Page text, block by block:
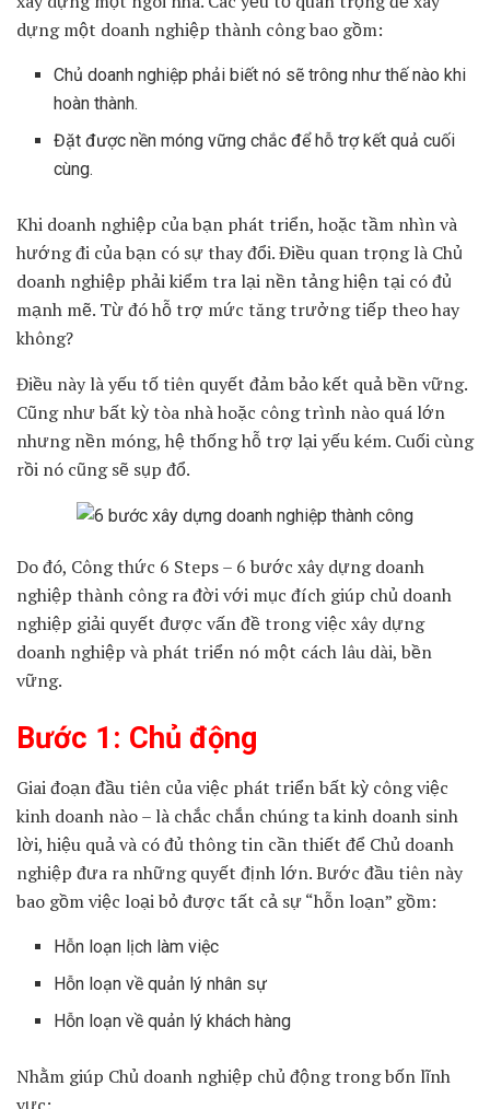
dựng một doanh nghiệp thành công bao gồm:
Chủ doanh nghiệp phải biết nó sẽ trông như thế nào khi
hoàn thành.
Đặt được nền móng vững chắc để hỗ trợ kết quả cuối
cùng.
Khi doanh nghiệp của bạn phát triển, hoặc tầm nhìn và
hướng đi của bạn có sự thay đổi. Điều quan trọng là Chủ
doanh nghiệp phải kiểm tra lại nền tảng hiện tại có đủ
mạnh mẽ. Từ đó hỗ trợ mức tăng trưởng tiếp theo hay
không?
Điều này là yếu tố tiên quyết đảm bảo kết quả bền vững.
Cũng như bất kỳ tòa nhà hoặc công trình nào quá lớn
nhưng nền móng, hệ thống hỗ trợ lại yếu kém. Cuối cùng
rồi nó cũng sẽ sụp đổ.
Do đó, Công thức 6 Steps – 6 bước xây dựng doanh
nghiệp thành công ra đời với mục đích giúp chủ doanh
nghiệp giải quyết được vấn đề trong việc xây dựng
doanh nghiệp và phát triển nó một cách lâu dài, bền
vững.
Bước 1: Chủ động
Giai đoạn đầu tiên của việc phát triển bất kỳ công việc
kinh doanh nào – là chắc chắn chúng ta kinh doanh sinh
lời, hiệu quả và có đủ thông tin cần thiết để Chủ doanh
nghiệp đưa ra những quyết định lớn. Bước đầu tiên này
bao gồm việc loại bỏ được tất cả sự “hỗn loạn” gồm:
Hỗn loạn lịch làm việc
Hỗn loạn về quản lý nhân sự
Hỗn loạn về quản lý khách hàng
Nhằm giúp Chủ doanh nghiệp chủ động trong bốn lĩnh